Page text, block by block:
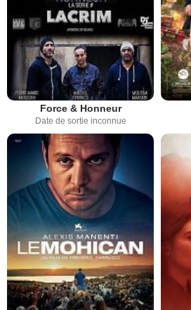
Force & Honneur
Date de sortie inconnue